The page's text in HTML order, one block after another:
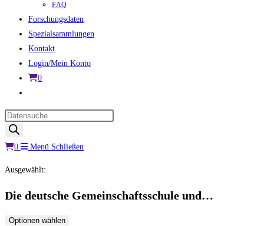
FAQ
Forschungsdaten
Spezialsammlungen
Kontakt
Login/Mein Konto
0
umschalten
Products
search
0
Menü Schließen
Ausgewählt:
Die deutsche Gemeinschaftsschule und…
Optionen wählen